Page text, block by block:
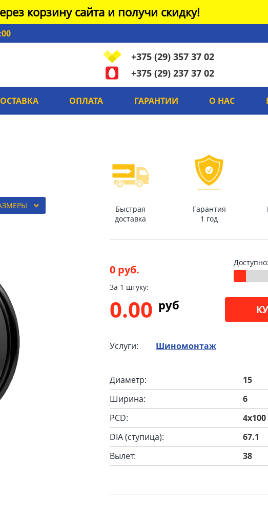
корзину сайта и получи скидку!
+375 (29) 357 37 02
+375 (29) 237 37 02
ОПЛАТА ГАРАНТИИ О НАС
Быстрая
доставка
Гарантия
1 год
0 руб.
Доступно:
За 1 штуку:
0.00 pуб
Услуги: Шиномонтаж
Диаметр:
15
Ширина:
6
PCD:
4x100
DIA (ступица):
67.1
Вылет:
38